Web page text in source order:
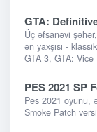
GTA:
Üç əfsanəvi
ən yaxşısı -
GTA 3, GTA: Vice
PES 2021 SP
Pes 2021 oyunu,
Smoke Patch